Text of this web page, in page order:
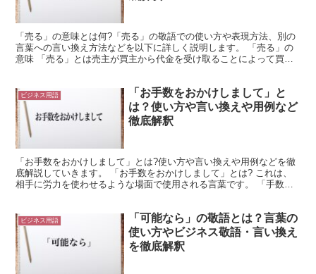
「売る」の意味とは何?「売る」の敬語での使い方や表現方法、別の
言葉への言い換え方法などを以下に詳しく説明します。 「売る」の
意味 「売る」とは売主が買主から代金を受け取ることによって買主
ビジネス用語
「お手数をおかけしまして」と
は？使い方や言い換えや用例など
徹底解釈
「お手数をおかけしまして」とは?使い方や言い換えや用例などを徹
底解説していきます。 「お手数をおかけしまして」とは? これは、
相手に労力を使わせるような場面で使用される言葉です。 「手数」
ビジネス用語
「可能なら」の敬語とは？言葉の
使い方やビジネス敬語・言い換え
を徹底解釈